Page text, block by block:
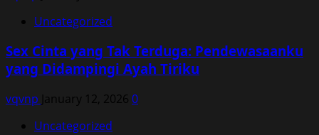
Uncategorized
Sex Cinta yang Tak Terduga: Pendewasaanku
yang Didampingi Ayah Tiriku
vqvnp January 12, 2026 0
Uncategorized